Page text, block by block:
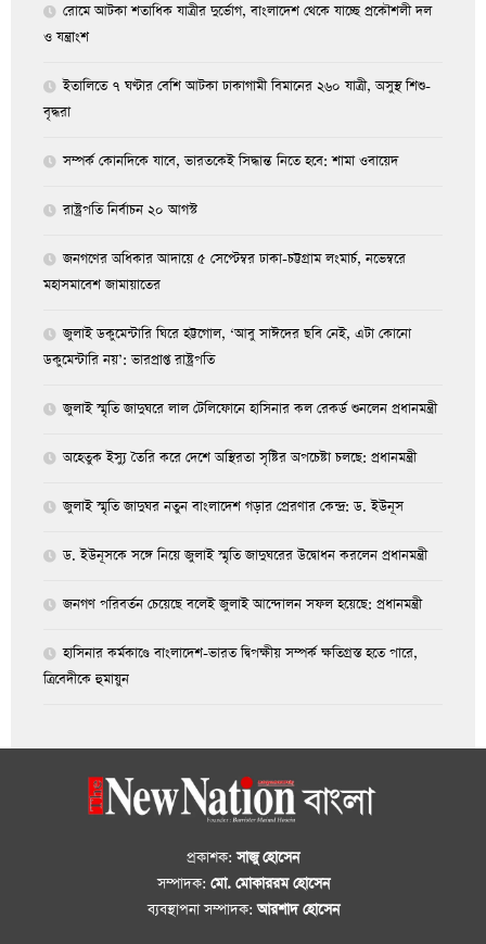
রোমে আটকা শতাধিক যাত্রীর দুর্ভোগ, বাংলাদেশ থেকে যাচ্ছে প্রকৌশলী দল
ও যন্ত্রাংশ
ইতালিতে ৭ ঘণ্টার বেশি আটকা ঢাকাগামী বিমানের ২৬০ যাত্রী, অসুস্থ শিশু-
বৃদ্ধরা
সম্পর্ক কোনদিকে যাবে, ভারতকেই সিদ্ধান্ত নিতে হবে: শামা ওবায়েদ
রাষ্ট্রপতি নির্বাচন ২০ আগস্ট
জনগণের অধিকার আদায়ে ৫ সেপ্টেম্বর ঢাকা-চট্টগ্রাম লংমার্চ, নভেম্বরে
মহাসমাবেশ জামায়াতের
জুলাই ডকুমেন্টারি ঘিরে হট্টগোল, ‘আবু সাঈদের ছবি নেই, এটা কোনো
ডকুমেন্টারি নয়’: ভারপ্রাপ্ত রাষ্ট্রপতি
জুলাই স্মৃতি জাদুঘরে লাল টেলিফোনে হাসিনার কল রেকর্ড শুনলেন প্রধানমন্ত্রী
অহেতুক ইস্যু তৈরি করে দেশে অস্থিরতা সৃষ্টির অপচেষ্টা চলছে: প্রধানমন্ত্রী
জুলাই স্মৃতি জাদুঘর নতুন বাংলাদেশ গড়ার প্রেরণার কেন্দ্র: ড. ইউনূস
ড. ইউনূসকে সঙ্গে নিয়ে জুলাই স্মৃতি জাদুঘরের উদ্বোধন করলেন প্রধানমন্ত্রী
জনগণ পরিবর্তন চেয়েছে বলেই জুলাই আন্দোলন সফল হয়েছে: প্রধানমন্ত্রী
হাসিনার কর্মকাণ্ডে বাংলাদেশ-ভারত দ্বিপক্ষীয় সম্পর্ক ক্ষতিগ্রস্ত হতে পারে,
ত্রিবেদীকে হুমায়ুন
প্রকাশক:সাজু হোসেন
সম্পাদক: মো. মোকাররম হোসেন
ব্যবস্থাপনা সম্পাদক:আরশাদ হোসেন